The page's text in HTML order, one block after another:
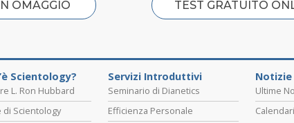
OMAGGIO TEST GRATUITO
Scientology?
L. Ron Hubbard
di Scientology
Servizi Introduttivi
Seminario di Dianetics
Efficienza Personale
Notizie
Ultime